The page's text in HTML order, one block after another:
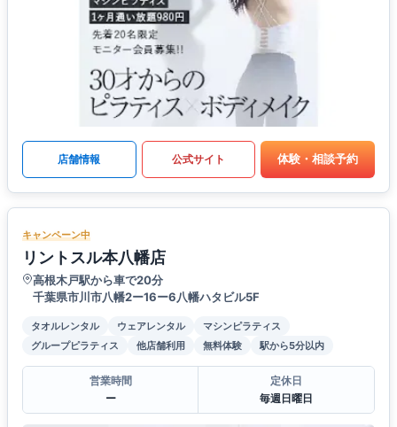
店舗情報 公式サイト 体験・相談予約
キャンペーン中
リントスル本八幡店
高根木戸駅から車で20分
千葉県市川市八幡2ー16ー6八幡ハタビル5F
タオルレンタル ウェアレンタル
マシンピラティス
グループピラティス
他店舗利用 無料体験 駅から5分以内
営業時間
ー
定休日
毎週日曜日